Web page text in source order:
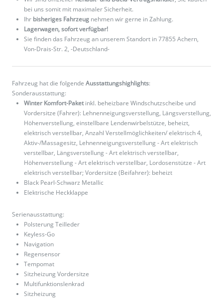
bei uns somit mit maximaler Sicherheit.
Ihr bisheriges Fahrzeug nehmen wir gerne in Zahlung.
Lagerwagen, sofort verfügbar!
Sie finden das Fahrzeug an unserem Standort in 77855 Achern,
Von-Drais-Str. 2, -Deutschland-
Fahrzeug hat die folgende Ausstattungshighlights:
Sonderausstattung:
Winter Komfort-Paketinkl. beheizbare Windschutzscheibe und
Vordersitze (Fahrer): Lehnenneigungsverstellung, Längsverstellung,
Höhenverstellung, einstellbare Lendenwirbelstütze, beheizt,
elektrisch verstellbar, Anzahl Verstellmöglichkeiten/ elektrisch 4,
Aktiv-/Massagesitz, Lehnenneigungsverstellung - Art elektrisch
verstellbar, Längsverstellung - Art elektrisch verstellbar,
Höhenverstellung - Art elektrisch verstellbar, Lordosenstütze - Art
elektrisch verstellbar; Vordersitze (Beifahrer): beheizt
Black Pearl-Schwarz Metallic
Elektrische Heckklappe
Serienausstattung:
Polsterung Teilleder
Keyless-Go
Navigation
Regensensor
Tempomat
Sitzheizung Vordersitze
Multifunktionslenkrad
Sitzheizung